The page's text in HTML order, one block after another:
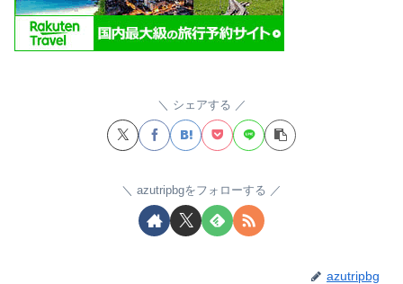
シェアする
azutripbgをフォローする
azutripbg